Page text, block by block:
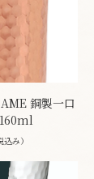
銅製一口
み）